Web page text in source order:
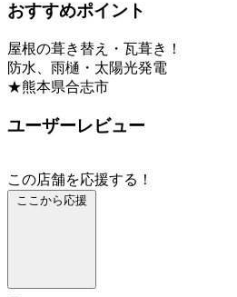
おすすめポイント
屋根の葺き替え・瓦葺き！
防水、雨樋・太陽光発電
★熊本県合志市
ユーザーレビュー
この店舗を応援する！
ここから応援